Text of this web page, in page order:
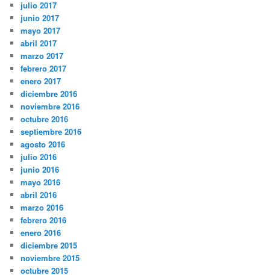
julio 2017
junio 2017
mayo 2017
abril 2017
marzo 2017
febrero 2017
enero 2017
diciembre 2016
noviembre 2016
octubre 2016
septiembre 2016
agosto 2016
julio 2016
junio 2016
mayo 2016
abril 2016
marzo 2016
febrero 2016
enero 2016
diciembre 2015
noviembre 2015
octubre 2015